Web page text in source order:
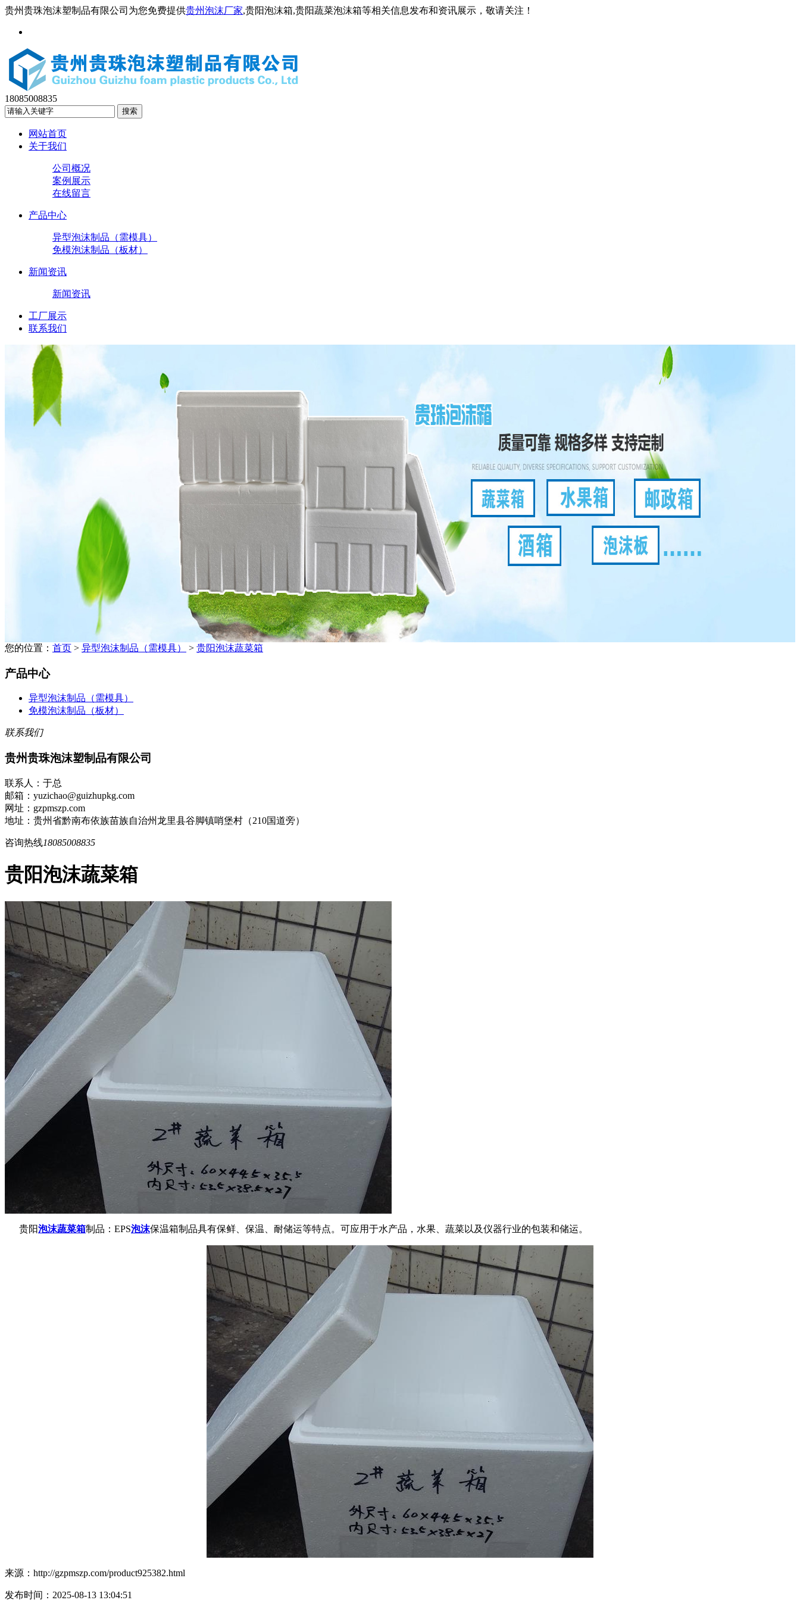
贵州贵珠泡沫塑制品有限公司为您免费提供贵州泡沫厂家,贵阳泡沫箱,贵阳蔬菜泡沫箱等相关信息发布和资讯展示，敬请关注！
18085008835
网站首页
关于我们
公司概况
案例展示
在线留言
产品中心
异型泡沫制品（需模具）
免模泡沫制品（板材）
新闻资讯
新闻资讯
工厂展示
联系我们
您的位置： 首页 > 异型泡沫制品（需模具） > 贵阳泡沫蔬菜箱
产品中心
异型泡沫制品（需模具）
免模泡沫制品（板材）
联系我们
贵州贵珠泡沫塑制品有限公司
联系人：于总
邮箱：yuzichao@guizhupkg.com
网址：gzpmszp.com
地址：贵州省黔南布依族苗族自治州龙里县谷脚镇哨堡村（210国道旁）
咨询热线18085008835
贵阳泡沫蔬菜箱
贵阳泡沫蔬菜箱制品：EPS泡沫保温箱制品具有保鲜、保温、耐储运等特点。可应用于水产品，水果、蔬菜以及仪器行业的包装和储运。
来源：http://gzpmszp.com/product925382.html
发布时间：2025-08-13 13:04:51